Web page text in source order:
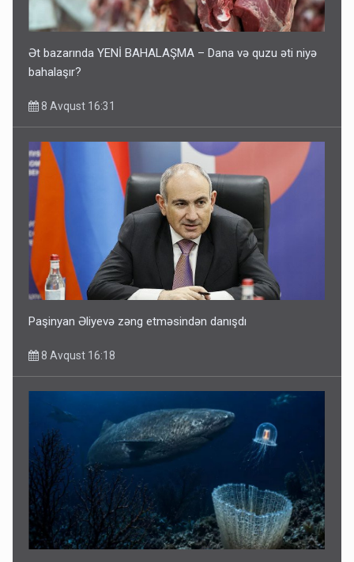
Ət bazarında YENİ BAHALAŞMA – Dana və quzu əti niyə
bahalaşır?
8 Avqust 16:31
Paşinyan Əliyevə zəng etməsindən danışdı
8 Avqust 16:18